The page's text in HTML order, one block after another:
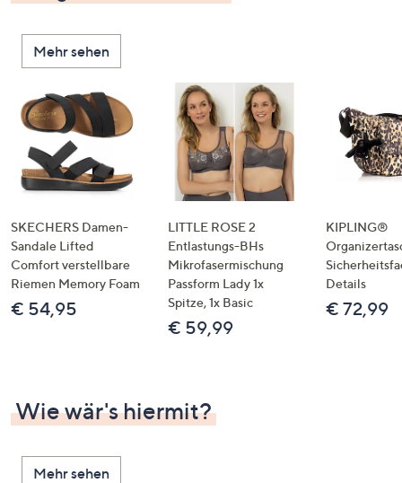
Mehr sehen
SKECHERS Damen-
Sandale Lifted
Comfort verstellbare
Riemen Memory Foam
€ 54,95
LITTLE ROSE 2
Entlastungs-BHs
Mikrofasermischung
Passform Lady 1x
Spitze, 1x Basic
€ 59,99
KIPLING®
Details
€ 72,99
Wie wär's hiermit?
Mehr sehen